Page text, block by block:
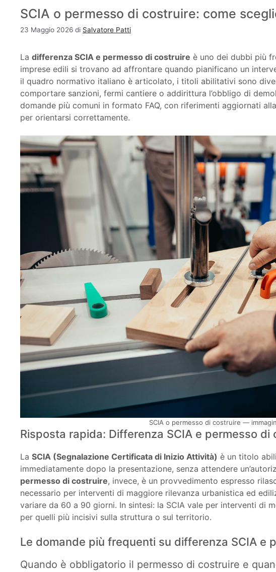
SCIA o permesso di costruire: come
23 Maggio 2026 di Salvatore Patti
La differenza SCIA e permesso di costruire è uno dei dubbi più
imprese edili si trovano ad affrontare quando pianificano un
il quadro normativo italiano è articolato, i titoli abilitativi sono
comportare sanzioni, fermi cantiere o addirittura l’obbligo di
domande più comuni in formato FAQ, con riferimenti aggiornati
per orientarsi correttamente.
SCIA o permesso di costruire —
Risposta rapida: Differenza SCIA e permesso di
La SCIA (Segnalazione Certificata di Inizio Attività) è un titolo
immediatamente dopo la presentazione, senza attendere
permesso di costruire, invece, è un provvedimento espresso
necessario per interventi di maggiore rilevanza urbanistica ed
variare da 60 a 90 giorni. In sintesi: la SCIA vale per interventi di
per quelli più incisivi sulla struttura o sul territorio.
Le domande più frequenti su differenza SCIA e
Quando è obbligatorio il permesso di costruire e